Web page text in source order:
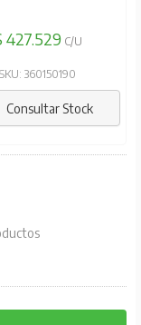
427.529 C/U
SKU: 360150190
Consultar Stock